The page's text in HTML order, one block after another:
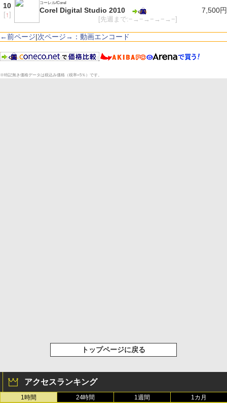
10
[↑]
コーレル/Corel
Corel Digital Studio 2010
[先週まで:−→−→−→−→−]
7,500円
←前ページ|次ページ→：動画エンコード
※特記無き価格データは税込み価格（税率=5％）です。
トップページに戻る
アクセスランキング
1時間 24時間 1週間 1カ月